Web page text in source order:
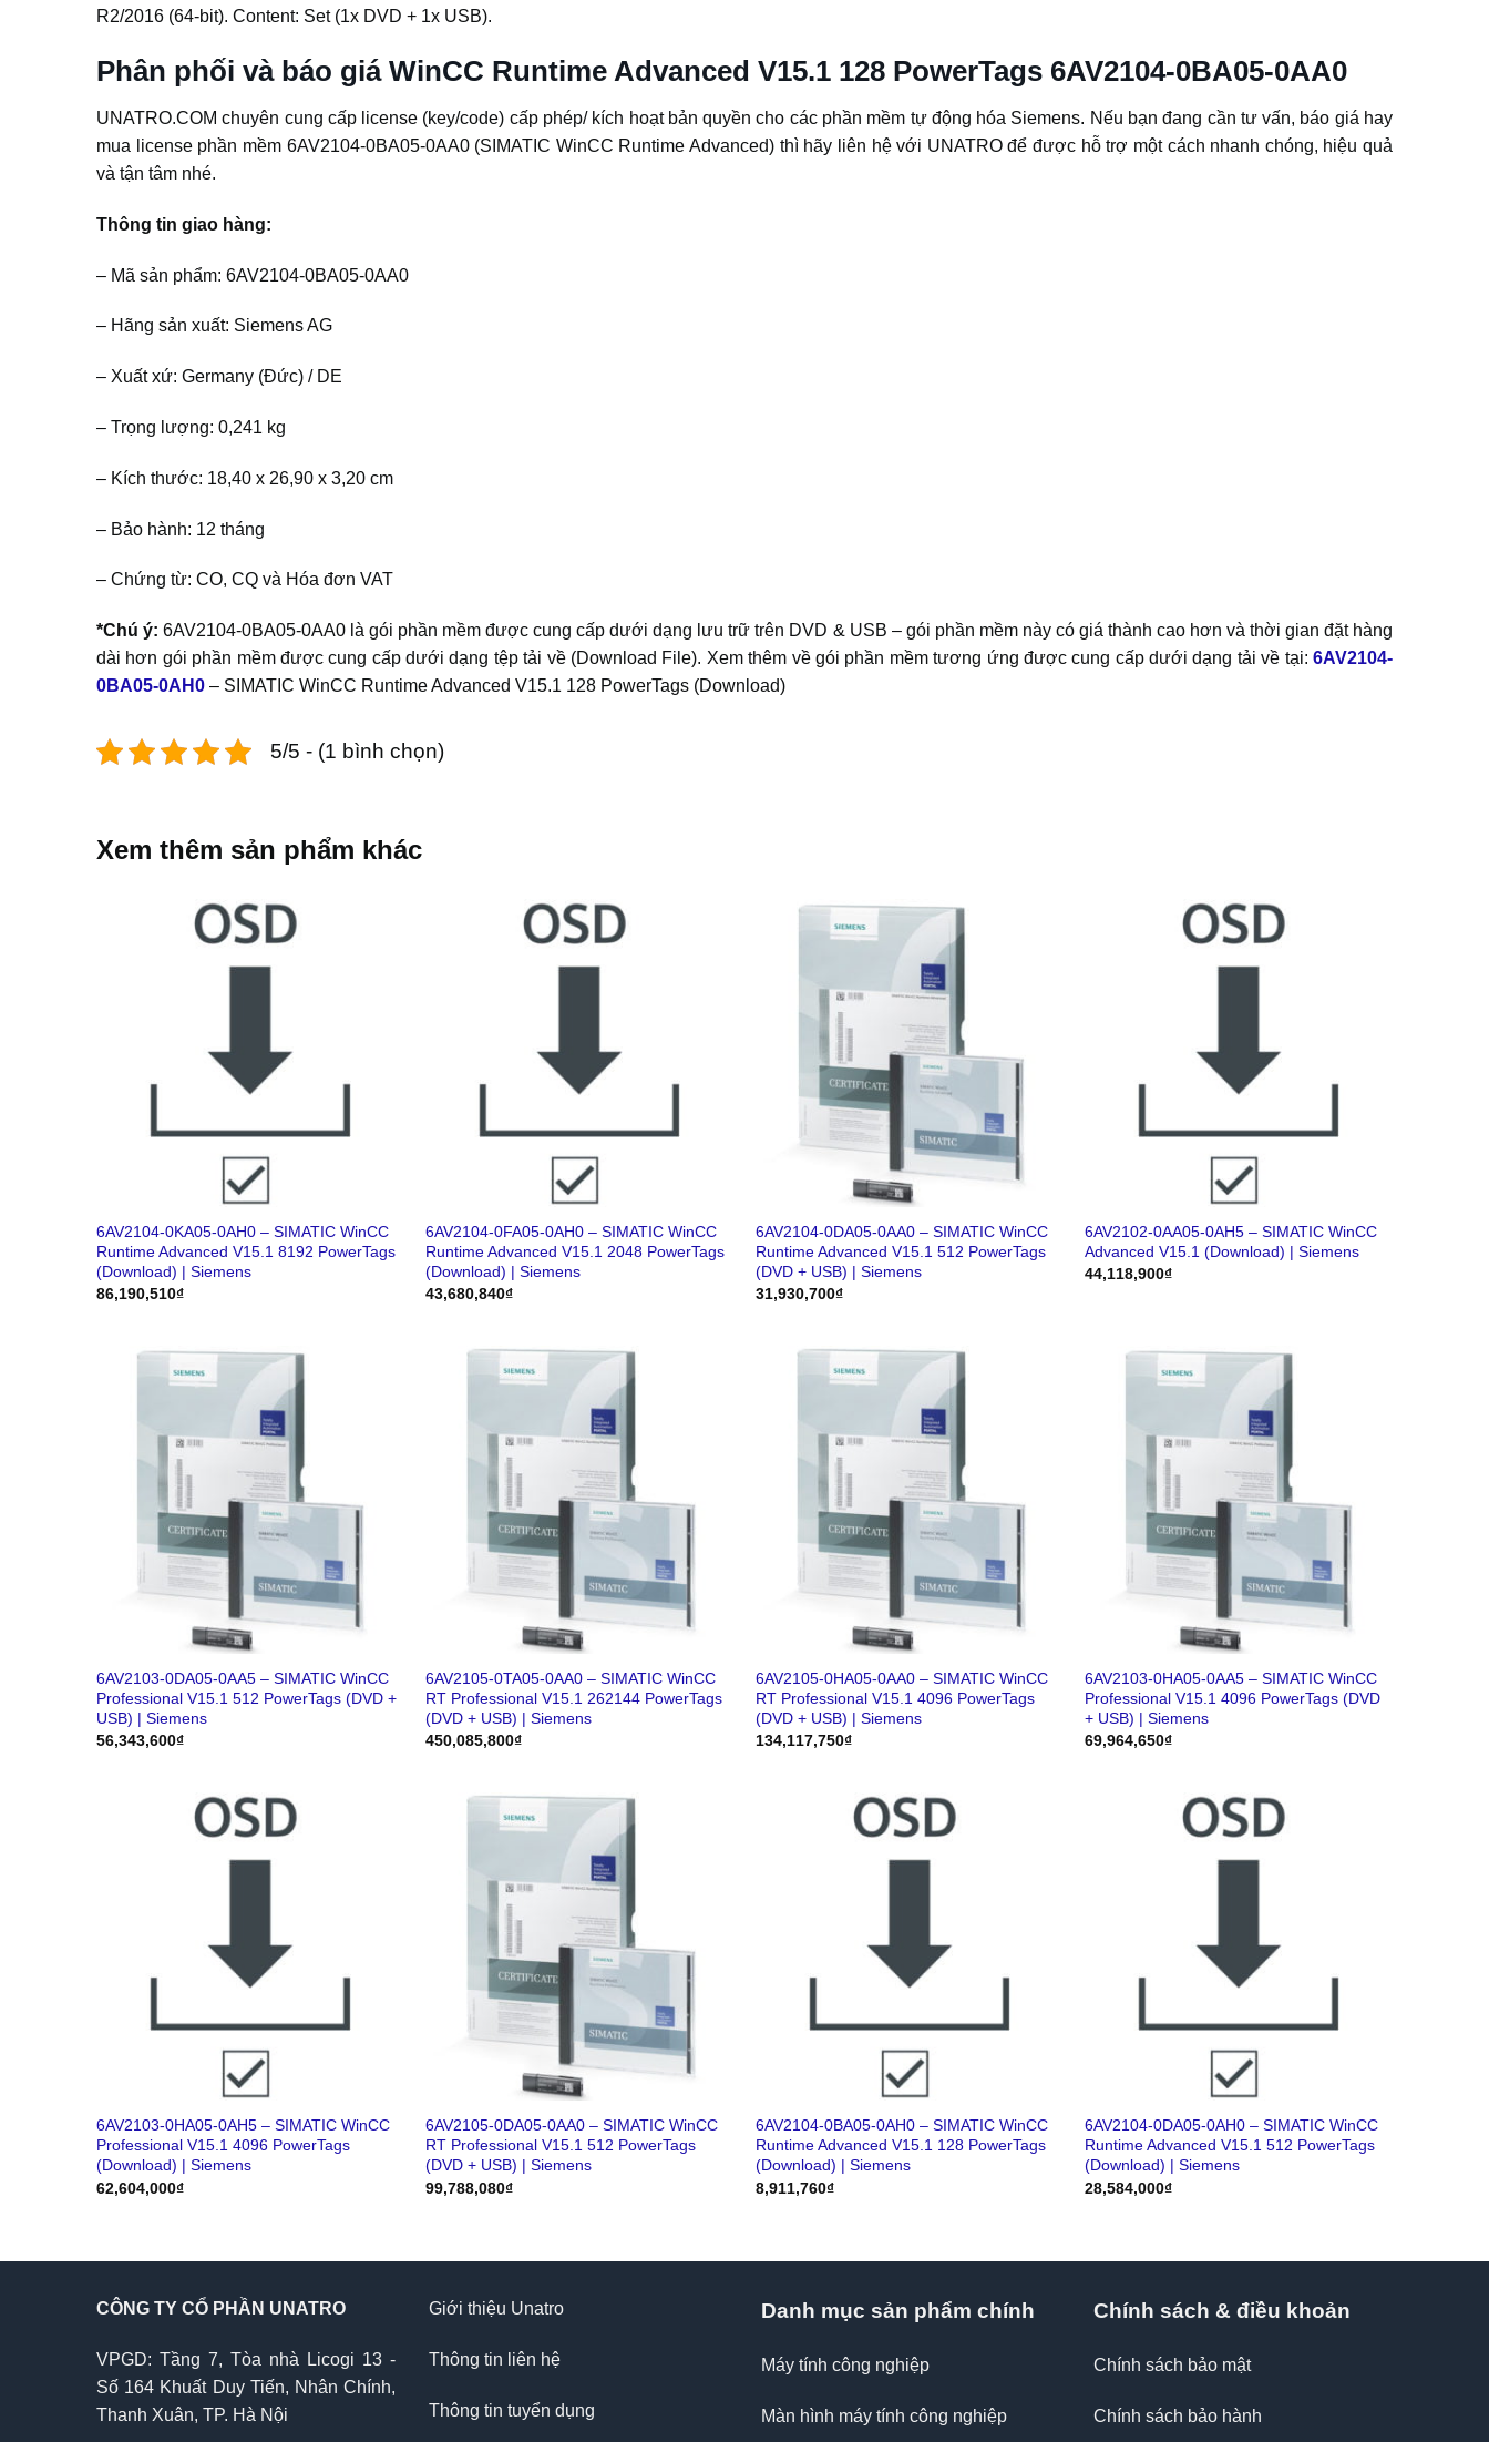
R2/2016 (64-bit). Content: Set (1x DVD + 1x USB).
Phân phối và báo giá WinCC Runtime Advanced V15.1 128 PowerTags 6AV2104-0BA05-0AA0
UNATRO.COM chuyên cung cấp license (key/code) cấp phép/ kích hoạt bản quyền cho các phần mềm tự động hóa Siemens. Nếu bạn đang cần tư vấn, báo giá hay
mua license phần mềm 6AV2104-0BA05-0AA0 (SIMATIC WinCC Runtime Advanced) thì hãy liên hệ với UNATRO để được hỗ trợ một cách nhanh chóng, hiệu quả
và tận tâm nhé.
Thông tin giao hàng:
– Mã sản phẩm: 6AV2104-0BA05-0AA0
– Hãng sản xuất: Siemens AG
– Xuất xứ: Germany (Đức) / DE
– Trọng lượng: 0,241 kg
– Kích thước: 18,40 x 26,90 x 3,20 cm
– Bảo hành: 12 tháng
– Chứng từ: CO, CQ và Hóa đơn VAT
*Chú ý: 6AV2104-0BA05-0AA0 là gói phần mềm được cung cấp dưới dạng lưu trữ trên DVD & USB – gói phần mềm này có giá thành cao hơn và thời gian đặt hàng
dài hơn gói phần mềm được cung cấp dưới dạng tệp tải về (Download File). Xem thêm về gói phần mềm tương ứng được cung cấp dưới dạng tải về tại: 6AV2104-
0BA05-0AH0 – SIMATIC WinCC Runtime Advanced V15.1 128 PowerTags (Download)
5/5 - (1 bình chọn)
Xem thêm sản phẩm khác
6AV2104-0KA05-0AH0 – SIMATIC WinCC
Runtime Advanced V15.1 8192 PowerTags
(Download) | Siemens
86,190,510₫
6AV2104-0FA05-0AH0 – SIMATIC WinCC
Runtime Advanced V15.1 2048 PowerTags
(Download) | Siemens
43,680,840₫
6AV2104-0DA05-0AA0 – SIMATIC WinCC
Runtime Advanced V15.1 512 PowerTags
(DVD + USB) | Siemens
31,930,700₫
6AV2102-0AA05-0AH5 – SIMATIC WinCC
Advanced V15.1 (Download) | Siemens
44,118,900₫
6AV2103-0DA05-0AA5 – SIMATIC WinCC
Professional V15.1 512 PowerTags (DVD +
USB) | Siemens
56,343,600₫
6AV2105-0TA05-0AA0 – SIMATIC WinCC
RT Professional V15.1 262144 PowerTags
(DVD + USB) | Siemens
450,085,800₫
6AV2105-0HA05-0AA0 – SIMATIC WinCC
RT Professional V15.1 4096 PowerTags
(DVD + USB) | Siemens
134,117,750₫
6AV2103-0HA05-0AA5 – SIMATIC WinCC
Professional V15.1 4096 PowerTags (DVD
+ USB) | Siemens
69,964,650₫
6AV2103-0HA05-0AH5 – SIMATIC WinCC
Professional V15.1 4096 PowerTags
(Download) | Siemens
62,604,000₫
6AV2105-0DA05-0AA0 – SIMATIC WinCC
RT Professional V15.1 512 PowerTags
(DVD + USB) | Siemens
99,788,080₫
6AV2104-0BA05-0AH0 – SIMATIC WinCC
Runtime Advanced V15.1 128 PowerTags
(Download) | Siemens
8,911,760₫
6AV2104-0DA05-0AH0 – SIMATIC WinCC
Runtime Advanced V15.1 512 PowerTags
(Download) | Siemens
28,584,000₫
CÔNG TY CỔ PHẦN UNATRO
VPGD: Tầng 7, Tòa nhà Licogi 13 -
Số 164 Khuất Duy Tiến, Nhân Chính,
Thanh Xuân, TP. Hà Nội
Giới thiệu Unatro
Thông tin liên hệ
Thông tin tuyển dụng
Danh mục sản phẩm chính
Máy tính công nghiệp
Màn hình máy tính công nghiệp
Chính sách & điều khoản
Chính sách bảo mật
Chính sách bảo hành